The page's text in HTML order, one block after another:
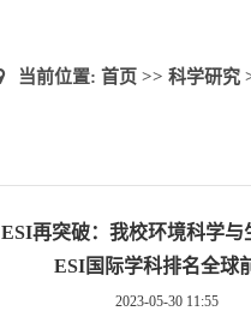
当前位置: 首页 >> 科学研究
ESI再突破：我校环境科学与
ESI国际学科排名全球
2023-05-30 11:55